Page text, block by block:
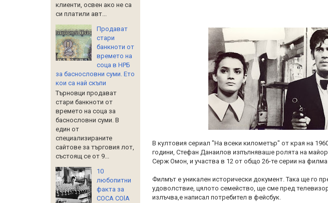
В култовия сериал "На всеки километър" от края на
години, Стефан Данаилов изпълняваше ролята на
Серж Омон, и участва в 12 от общо 26-те серии на
Филмът е уникален исторически документ. Така ще го
удоволствие, цялото семейство, ще сме пред
излъчва,е написал потребител в фейсбук.
клиенти, освен ако не са
си платили авт...
Продават
стари
банкноти от
времето на
соца в НРБ
за баснословни суми. Ето
кои са най скъпи
Търновци продават
стари банкноти от
времето на соца за
баснословни суми. В
един от
специализираните
сайтове за търговия лот,
състоящ се от 9...
10
любопитни
факта за
COCA COlA